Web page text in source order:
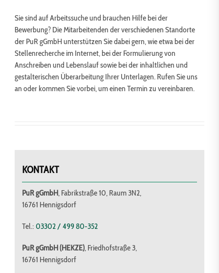
Sie sind auf Arbeitssuche und brauchen Hilfe bei der
Bewerbung? Die Mitarbeitenden der verschiedenen Standorte
der PuR gGmbH unterstützen Sie dabei gern, wie etwa bei der
Stellenrecherche im Internet, bei der Formulierung von
Anschreiben und Lebenslauf sowie bei der inhaltlichen und
gestalterischen Überarbeitung Ihrer Unterlagen. Rufen Sie uns
an oder kommen Sie vorbei, um einen Termin zu vereinbaren.
KONTAKT
PuR gGmbH, Fabrikstraße 10, Raum 3N2,
16761 Hennigsdorf
Tel.: 03302 / 499 80-352
PuR gGmbH (HEKZE), Friedhofstraße 3,
16761 Hennigsdorf